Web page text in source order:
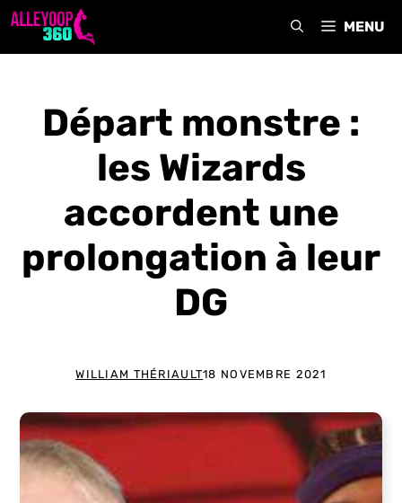
Aller
MENU
Départ monstre :
les Wizards
accordent une
prolongation à leur
DG
WILLIAM THÉRIAULT18 NOVEMBRE 2021